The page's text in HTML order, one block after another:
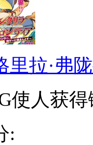
里拉·弗
使人获
: